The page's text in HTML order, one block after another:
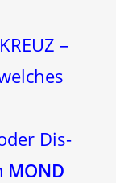
–
Dis-
MOND